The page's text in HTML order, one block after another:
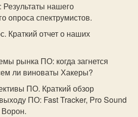
Результаты нашего
опроса спектрумистов.
Краткий отчет о наших
рынка ПО: когда загнется
ли виноваты Хакеры?
ПО. Краткий обзор
ПО: Fast Tracker, Pro Sound